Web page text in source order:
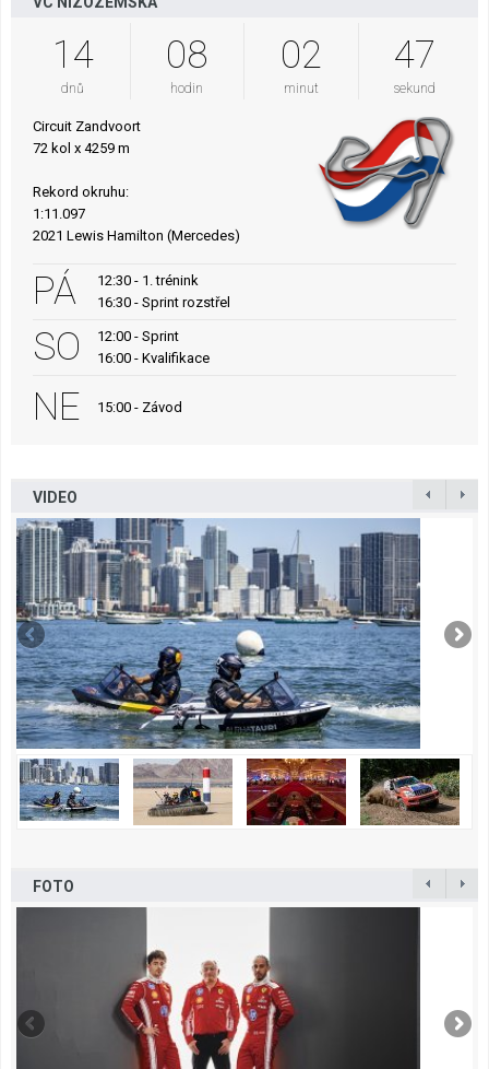
14
dnů
08
hodin
02
minut
46
sekund
Circuit Zandvoort
72 kol x 4259 m
Rekord okruhu:
1:11.097
2021 Lewis Hamilton (Mercedes)
PÁ
12:30 - 1. trénink
16:30 - Sprint rozstřel
SO
12:00 - Sprint
16:00 - Kvalifikace
NE 15:00 - Závod
VIDEO
FOTO